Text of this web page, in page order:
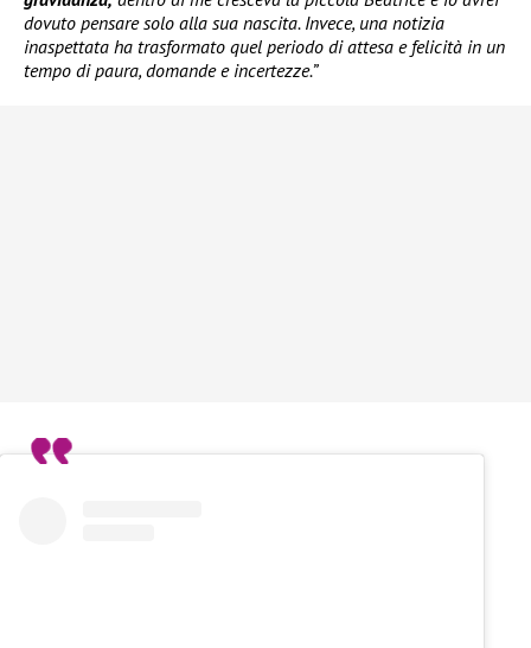
dovuto pensare solo alla sua nascita. Invece, una notizia
inaspettata ha trasformato quel periodo di attesa e felicità in un
tempo di paura, domande e incertezze.”